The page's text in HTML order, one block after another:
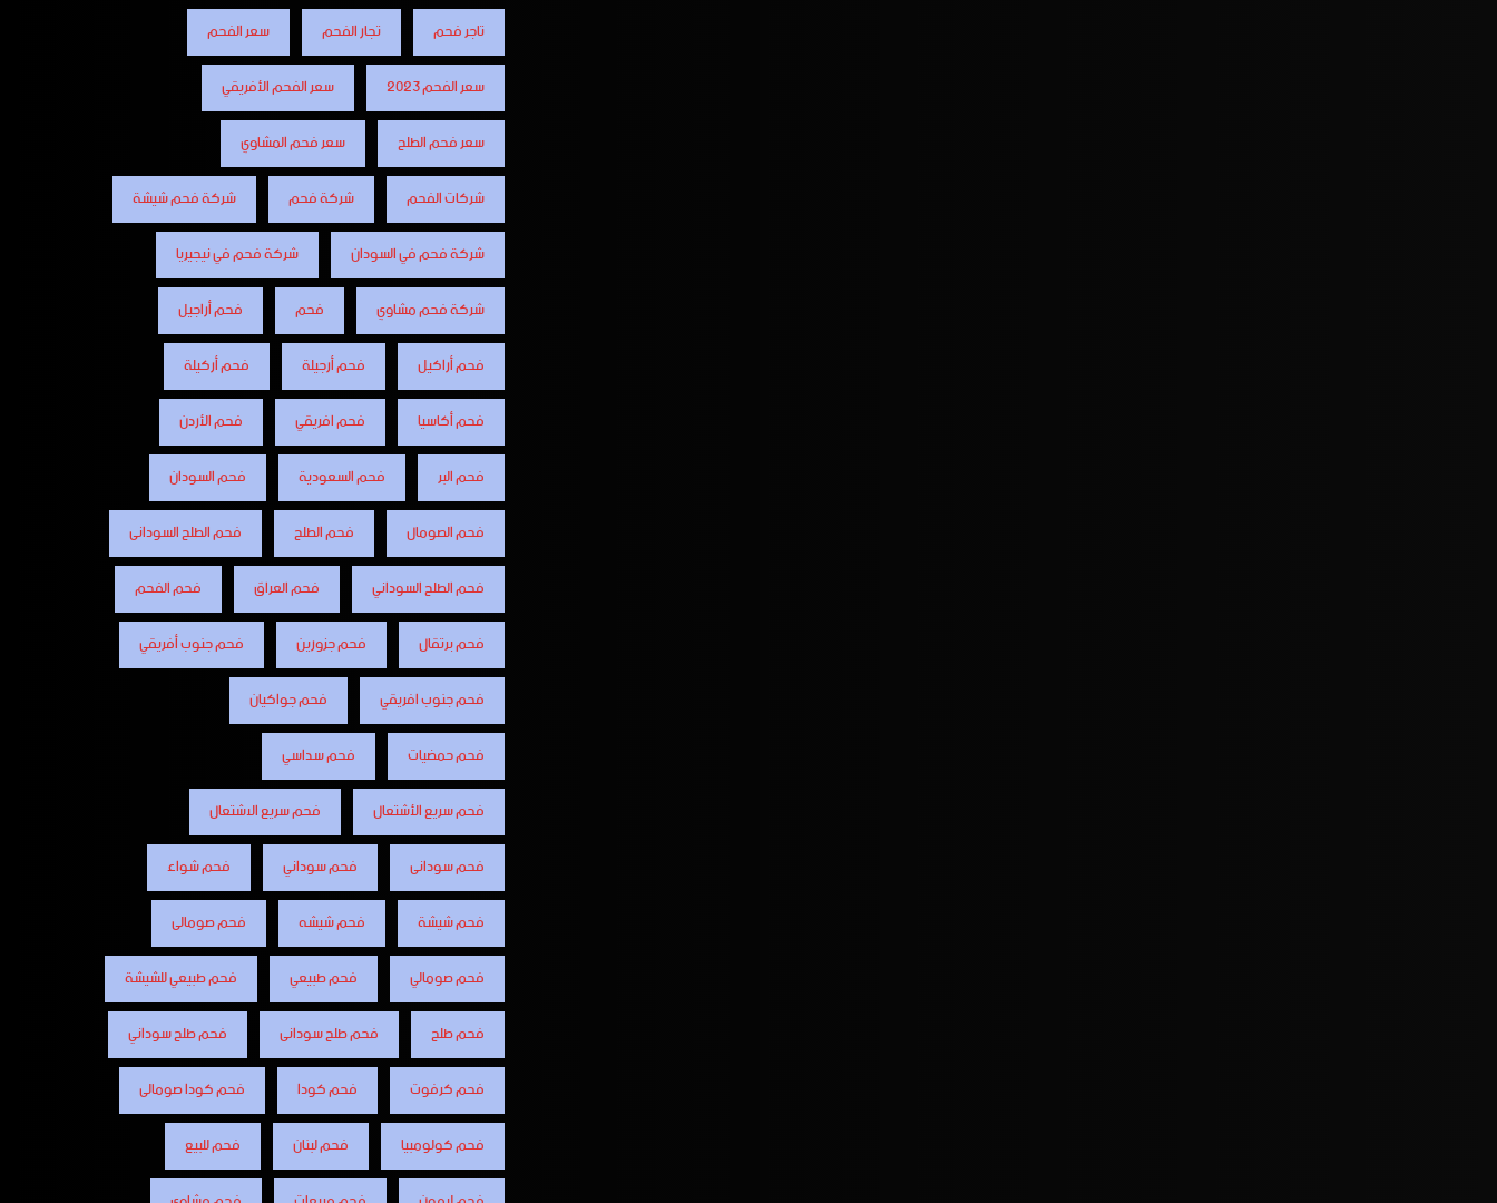
تاجر فحم
تجار الفحم
سعر الفحم
سعر الفحم 2023
سعر الفحم الأفريقي
سعر فحم الطلح
سعر فحم المشاوي
شركات الفحم
شركة فحم
شركة فحم شيشة
شركة فحم في السودان
شركة فحم في نيجيريا
شركة فحم مشاوي
فحم
فحم أراجيل
فحم أراكيل
فحم أرجيلة
فحم أركيلة
فحم أكاسيا
فحم افريقي
فحم الأردن
فحم البر
فحم السعودية
فحم السودان
فحم الصومال
فحم الطلح
فحم الطلح السودانى
فحم الطلح السوداني
فحم العراق
فحم الفحم
فحم برتقال
فحم جزورين
فحم جنوب أفريقي
فحم جنوب افريقي
فحم جواكيان
فحم حمضيات
فحم سداسي
فحم سريع الأشتعال
فحم سريع الاشتعال
فحم سودانى
فحم سوداني
فحم شواء
فحم شيشة
فحم شيشه
فحم صومالى
فحم صومالي
فحم طبيعي
فحم طبيعي للشيشة
فحم طلح
فحم طلح سودانى
فحم طلح سوداني
فحم كرفوت
فحم كودا
فحم كودا صومالى
فحم كولومبيا
فحم لبنان
فحم للبيع